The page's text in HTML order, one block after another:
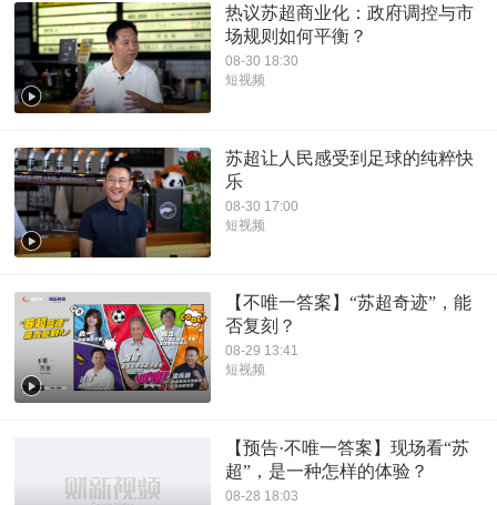
热议苏超商业化：政府调控与市
场规则如何平衡？
08-30 18:30
短视频
苏超让人民感受到足球的纯粹快
乐
08-30 17:00
短视频
【不唯一答案】“苏超奇迹”，能
否复刻？
08-29 13:41
短视频
【预告·不唯一答案】现场看“苏
超”，是一种怎样的体验？
08-28 18:03